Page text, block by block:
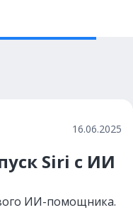
16.06.2025
Siri с ИИ
ИИ-помощника.